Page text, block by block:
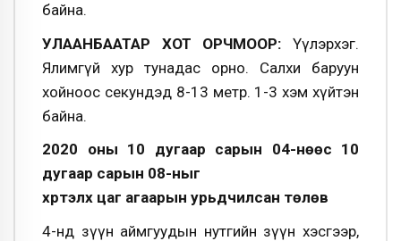
байна.
УЛААНБААТАР ХОТ ОРЧМООР: Үүлэрхэг.
Ялимгүй хур тунадас орно. Салхи баруун
хойноос секундэд 8-13 метр. 1-3 хэм хүйтэн
байна.
2020 оны 10 дугаар сарын 04-нөөс 10
дугаар сарын 08-ныг
хүртэлх цаг агаарын урьдчилсан төлөв
4-нд зүүн аймгуудын нутгийн зүүн хэсгээр,